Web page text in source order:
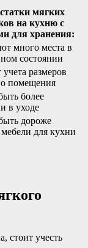
мягких
на кухню с
для хранения:
много места в
состоянии
учета размеров
помещения
более
в уходе
дороже
для кухни
стоит учесть